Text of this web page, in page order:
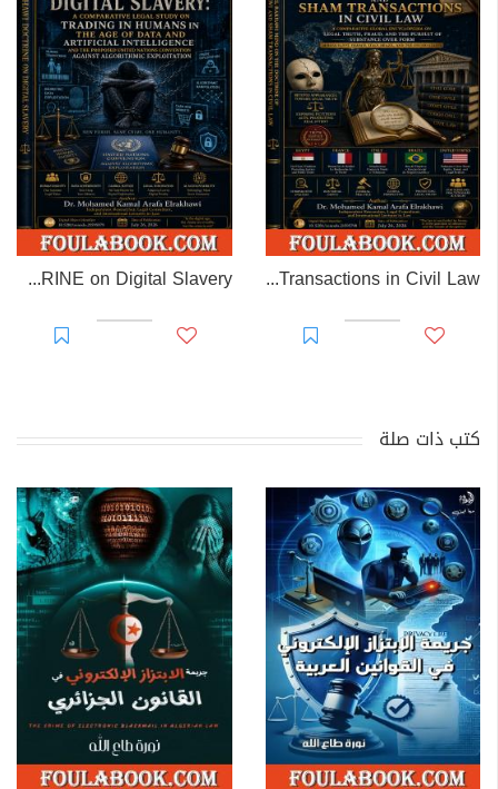
EL RAKHAWI MIND on the Doctrine of Simulation and Sham Transactions in Civil Law
EL-RAKHAWI DOCTRINE on Digital Slavery
كتب ذات صلة